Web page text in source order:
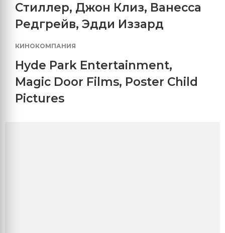
Стиллер, Джон Клиз, Ванесса
Редгрейв, Эдди Иззард
КИНОКОМПАНИЯ
Hyde Park Entertainment,
Magic Door Films, Poster Child
Pictures